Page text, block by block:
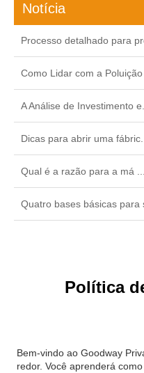
Notícia
Processo detalhado para
Como Lidar com a Poluição
A Análise de Investimento e...
Dicas para abrir uma fábric...
Qual é a razão para a má ...
Quatro bases básicas para
Política
Bem-vindo ao Goodway
redor. Você aprenderá